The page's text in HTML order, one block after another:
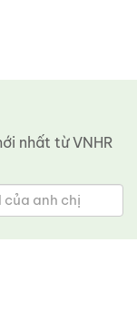
nhất từ ​​VNHR